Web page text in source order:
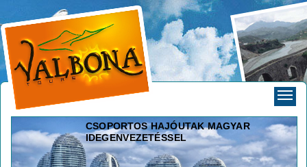
CSOPORTOS HAJÓUTAK MAGYAR
IDEGENVEZETÉSSEL